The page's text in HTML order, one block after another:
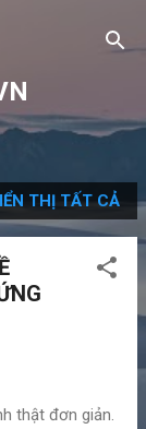
THỊ TẤT CẢ
thật đơn giản.